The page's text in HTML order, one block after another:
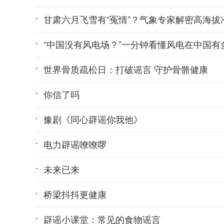
甘肃六月飞雪有“冤情”？气象专家解密高海拔
“中国没有风电场？”一分钟看懂风电在中国有
世界骨质疏松日：打破谣言 守护骨骼健康
你信了吗
豫剧《同心辟谣你我他》
电力辟谣嘹嘹啰
未来已来
桥梁抖抖更健康
辟谣小课堂：常见的食物谣言